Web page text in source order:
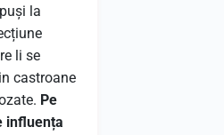
la
li se
castroane
Pe
influența